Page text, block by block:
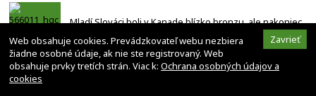
Mladí Slováci boli v Kanade blízko bronzu, ale nakoniec
Zavrieť
Web obsahuje cookies. Prevádzkovateľ webu nezbiera
žiadne osobné údaje, ak nie ste registrovaný. Web
obsahuje prvky tretích strán. Viac k: Ochrana osobných údajov a
cookies